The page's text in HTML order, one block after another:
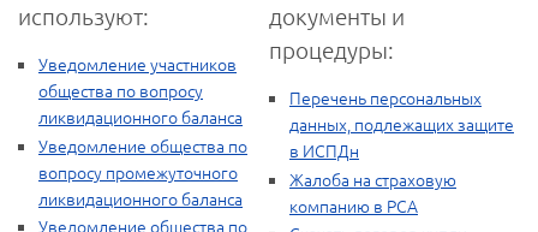
используют:
Уведомление участников
общества по вопросу
ликвидационного баланса
Уведомление общества по
вопросу промежуточного
ликвидационного баланса
Уведомление общества по
документы и
процедуры:
Перечень персональных
данных, подлежащих защите
в ИСПДн
Жалоба на страховую
компанию в РСА